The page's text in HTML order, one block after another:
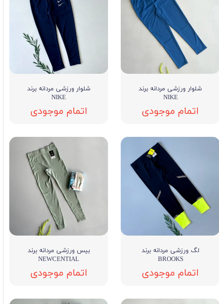
شلوار ورزشی مردانه برند
NIKE
اتمام موجودی
شلوار ورزشی مردانه برند
NIKE
اتمام موجودی
لگ ورزشی مردانه برند
BROOKS
اتمام موجودی
بیس ورزشی مردانه برند
NEWCENTIAL
اتمام موجودی